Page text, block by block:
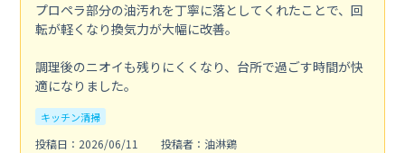
プロペラ部分の油汚れを丁寧に落としてくれたことで、回
転が軽くなり換気力が大幅に改善。
調理後のニオイも残りにくくなり、台所で過ごす時間が快
適になりました。
キッチン清掃
投稿日：2026/06/11
投稿者：油淋鶏